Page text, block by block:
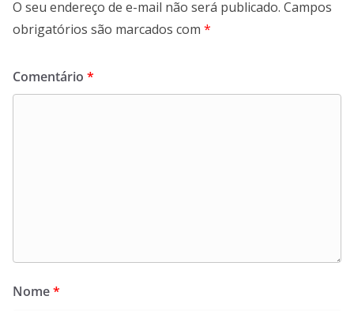
O seu endereço de e-mail não será publicado. Campos
obrigatórios são marcados com *
Comentário *
Nome*